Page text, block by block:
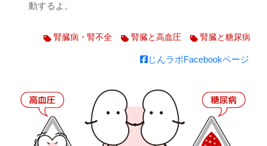
動するよ。
腎臓病・腎不全 腎臓と高血圧 腎臓と糖尿病
じんラボFacebookページ